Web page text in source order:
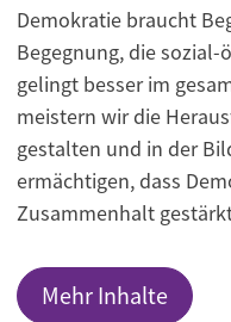
Demokratie braucht
Begegnung, die
gelingt besser im
meistern wir die
gestalten und in der
ermächtigen, dass
Zusammenhalt
Mehr Inhalte